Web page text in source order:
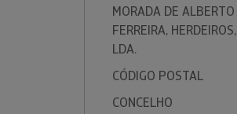
MORADA DE ALBERTO
FERREIRA, HERDEIROS,
LDA.
CÓDIGO POSTAL
CONCELHO